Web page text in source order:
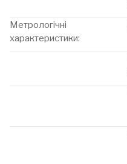
Метрологічні
характеристики: